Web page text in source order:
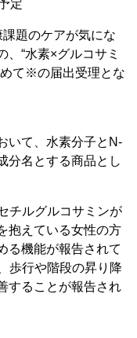
定
題のケアが気にな
、“水素×グルコサミ
て※の届出受理とな
いて、水素分子とN-
分名とする商品とし
チルグルコサミンが
抱えている女性の方
る機能が報告されて
歩行や階段の昇り降
することが報告され